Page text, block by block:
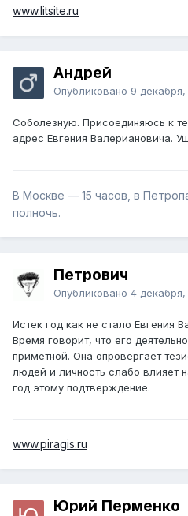
www.litsite.ru
Андрей
Опубликовано 9 декабря,
Соболезную. Присоединяюсь к
адрес Евгения Валериановича.
В Москве — 15 часов, в
полночь.
Петрович
Опубликовано 4 декабря,
Истек год как не стало Евгения
Время говорит, что его
приметной. Она опровергает
людей и личность слабо
год этому подтверждение.
www.piragis.ru
Юрий Перменко